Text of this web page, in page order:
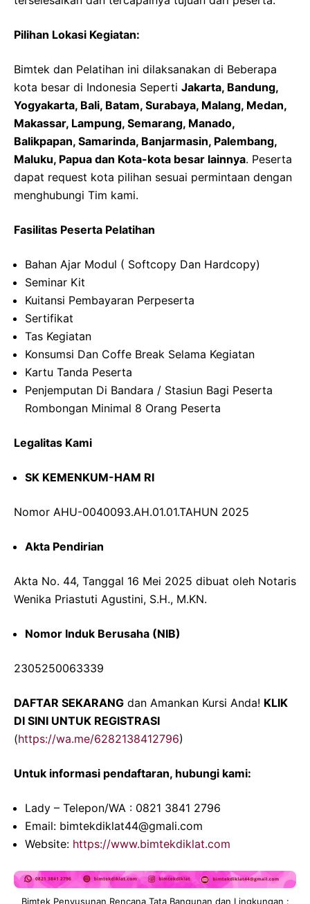
Pilihan Lokasi Kegiatan:
Bimtek dan Pelatihan ini dilaksanakan di Beberapa
kota besar di Indonesia Seperti Jakarta, Bandung,
Yogyakarta, Bali, Batam, Surabaya, Malang, Medan,
Makassar, Lampung, Semarang, Manado,
Balikpapan, Samarinda, Banjarmasin, Palembang,
Maluku, Papua dan Kota-kota besar lainnya. Peserta
dapat request kota pilihan sesuai permintaan dengan
menghubungi Tim kami.
Fasilitas Peserta Pelatihan
Bahan Ajar Modul ( Softcopy Dan Hardcopy)
Seminar Kit
Kuitansi Pembayaran Perpeserta
Sertifikat
Tas Kegiatan
Konsumsi Dan Coffe Break Selama Kegiatan
Kartu Tanda Peserta
Penjemputan Di Bandara / Stasiun Bagi Peserta
Rombongan Minimal 8 Orang Peserta
Legalitas Kami
SK KEMENKUM-HAM RI
Nomor AHU-0040093.AH.01.01.TAHUN 2025
Akta Pendirian
Akta No. 44, Tanggal 16 Mei 2025 dibuat oleh Notaris
Wenika Priastuti Agustini, S.H., M.KN.
Nomor Induk Berusaha (NIB)
2305250063339
DAFTAR SEKARANG dan Amankan Kursi Anda! KLIK
DI SINI UNTUK REGISTRASI
(https://wa.me/6282138412796)
Untuk informasi pendaftaran, hubungi kami:
Lady – Telepon/WA : 0821 3841 2796
Email: bimtekdiklat44@gmali.com
Website: https://www.bimtekdiklat.com
Bimtek Penyusunan Rencana Tata Bangunan dan Lingkungan :